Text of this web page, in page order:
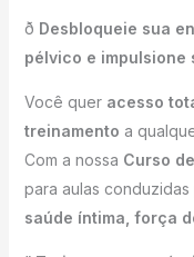
ð Desbloqueie sua
pélvico e impulsione
Você quer acesso
treinamento a
Com a nossa Curso
para aulas
saúde íntima, força